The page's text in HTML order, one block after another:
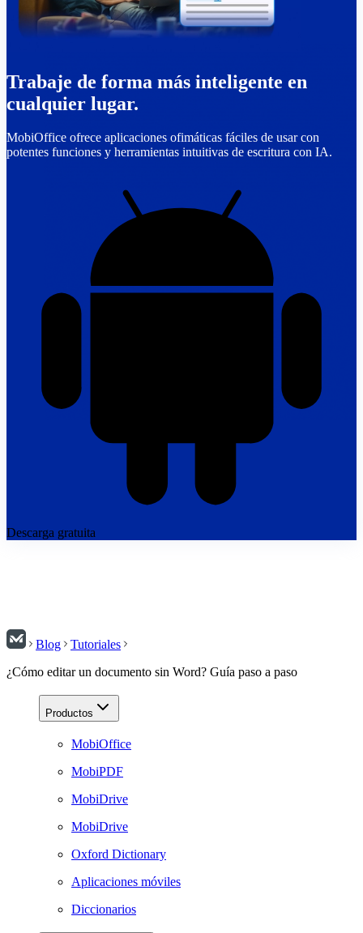
Trabaje de forma más inteligente en
cualquier lugar.
MobiOffice ofrece aplicaciones ofimáticas fáciles de usar con
potentes funciones y herramientas intuitivas de escritura con IA.
Descarga gratuita
Blog
Tutoriales
¿Cómo editar un documento sin Word? Guía paso a paso
Productos
MobiOffice
MobiPDF
MobiDrive
MobiDrive
Oxford Dictionary
Aplicaciones móviles
Diccionarios